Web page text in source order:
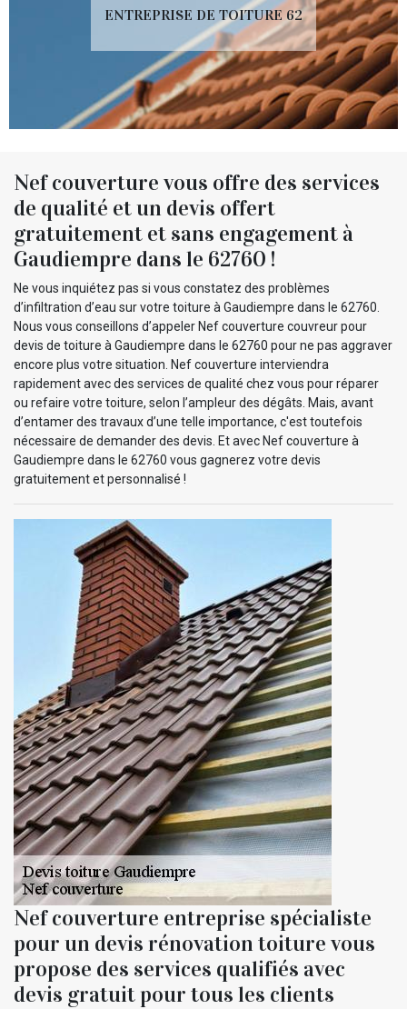
ENTREPRISE DE TOITURE 62
Nef couverture vous offre des services
de qualité et un devis offert
gratuitement et sans engagement à
Gaudiempre dans le 62760 !
Ne vous inquiétez pas si vous constatez des problèmes
d’infiltration d’eau sur votre toiture à Gaudiempre dans le 62760.
Nous vous conseillons d’appeler Nef couverture couvreur pour
devis de toiture à Gaudiempre dans le 62760 pour ne pas aggraver
encore plus votre situation. Nef couverture interviendra
rapidement avec des services de qualité chez vous pour réparer
ou refaire votre toiture, selon l’ampleur des dégâts. Mais, avant
d’entamer des travaux d’une telle importance, c'est toutefois
nécessaire de demander des devis. Et avec Nef couverture à
Gaudiempre dans le 62760 vous gagnerez votre devis
gratuitement et personnalisé !
Nef couverture entreprise spécialiste
pour un devis rénovation toiture vous
propose des services qualifiés avec
devis gratuit pour tous les clients